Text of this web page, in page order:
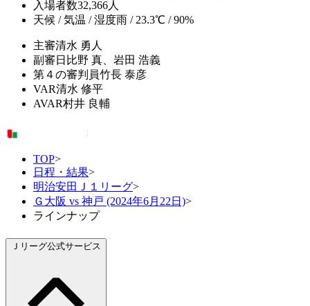
入場者数32,366人
天候 / 気温 / 湿度雨 / 23.3℃ / 90%
主審清水 勇人
副審 日比野 真、岩田 浩義
第４の審判員竹長 泰彦
VAR清水 修平
AVAR村井 良輔
TOP>
日程・結果>
明治安田Ｊ１リーグ>
Ｇ大阪 vs 神戸 (2024年6月22日)>
ラインナップ
Ｊリーグ公式サービス